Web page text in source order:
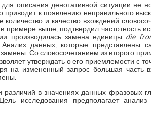
описания денотативной ситуации не
к появлению неправильного
и качество вхождений
примере выше, подтвердил частотность
производилась замена единицы die
Анализ данных, которые представлены
Со словосочетанием из второго
утверждать о его приемлемости с
на измененный запрос большая часть
в значениях данных фразовых
исследования предполагает